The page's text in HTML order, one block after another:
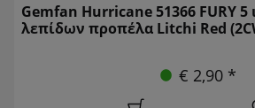
Gemfan Hurricane 51366 FURY 5
λεπίδων προπέλα Litchi Red
€ 2,90 *